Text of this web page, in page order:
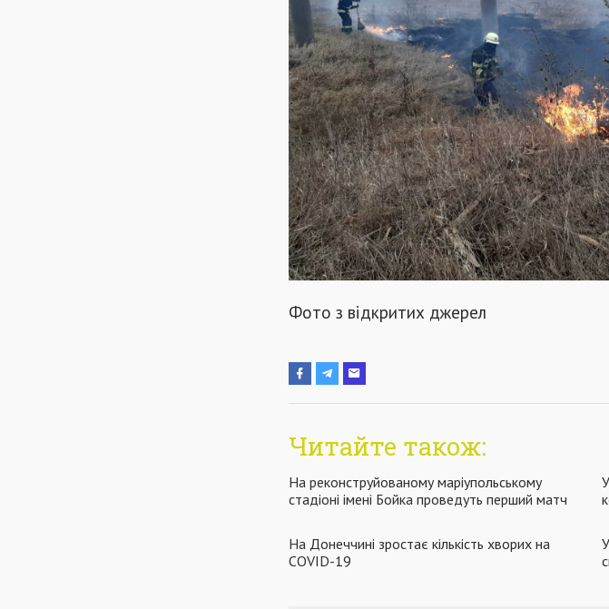
Фото з відкритих джерел
Читайте також:
На реконструйованому маріупольському
стадіоні імені Бойка проведуть перший матч
На Донеччині зростає кількість хворих на
COVID-19